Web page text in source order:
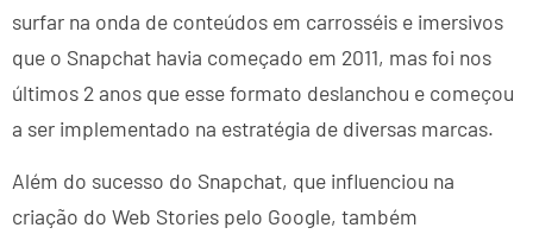
surfar na onda de conteúdos em carrosséis e imersivos
que o Snapchat havia começado em 2011, mas foi nos
últimos 2 anos que esse formato deslanchou e começou
a ser implementado na estratégia de diversas marcas.
Além do sucesso do Snapchat, que influenciou na
criação do Web Stories pelo Google, também